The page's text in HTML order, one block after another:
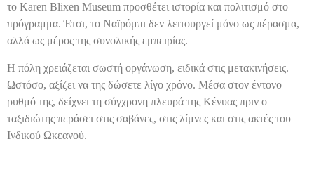
το Karen Blixen Museum προσθέτει ιστορία και πολιτισμό στο
πρόγραμμα. Έτσι, το Ναϊρόμπι δεν λειτουργεί μόνο ως πέρασμα,
αλλά ως μέρος της συνολικής εμπειρίας.
Η πόλη χρειάζεται σωστή οργάνωση, ειδικά στις μετακινήσεις.
Ωστόσο, αξίζει να της δώσετε λίγο χρόνο. Μέσα στον έντονο
ρυθμό της, δείχνει τη σύγχρονη πλευρά της Κένυας πριν ο
ταξιδιώτης περάσει στις σαβάνες, στις λίμνες και στις ακτές του
Ινδικού Ωκεανού.